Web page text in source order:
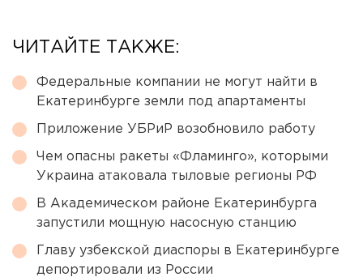
ЧИТАЙТЕ ТАКЖЕ:
Федеральные компании не могут найти в
Екатеринбурге земли под апартаменты
Приложение УБРиР возобновило работу
Чем опасны ракеты «Фламинго», которыми
Украина атаковала тыловые регионы РФ
В Академическом районе Екатеринбурга
запустили мощную насосную станцию
Главу узбекской диаспоры в Екатеринбурге
депортировали из России